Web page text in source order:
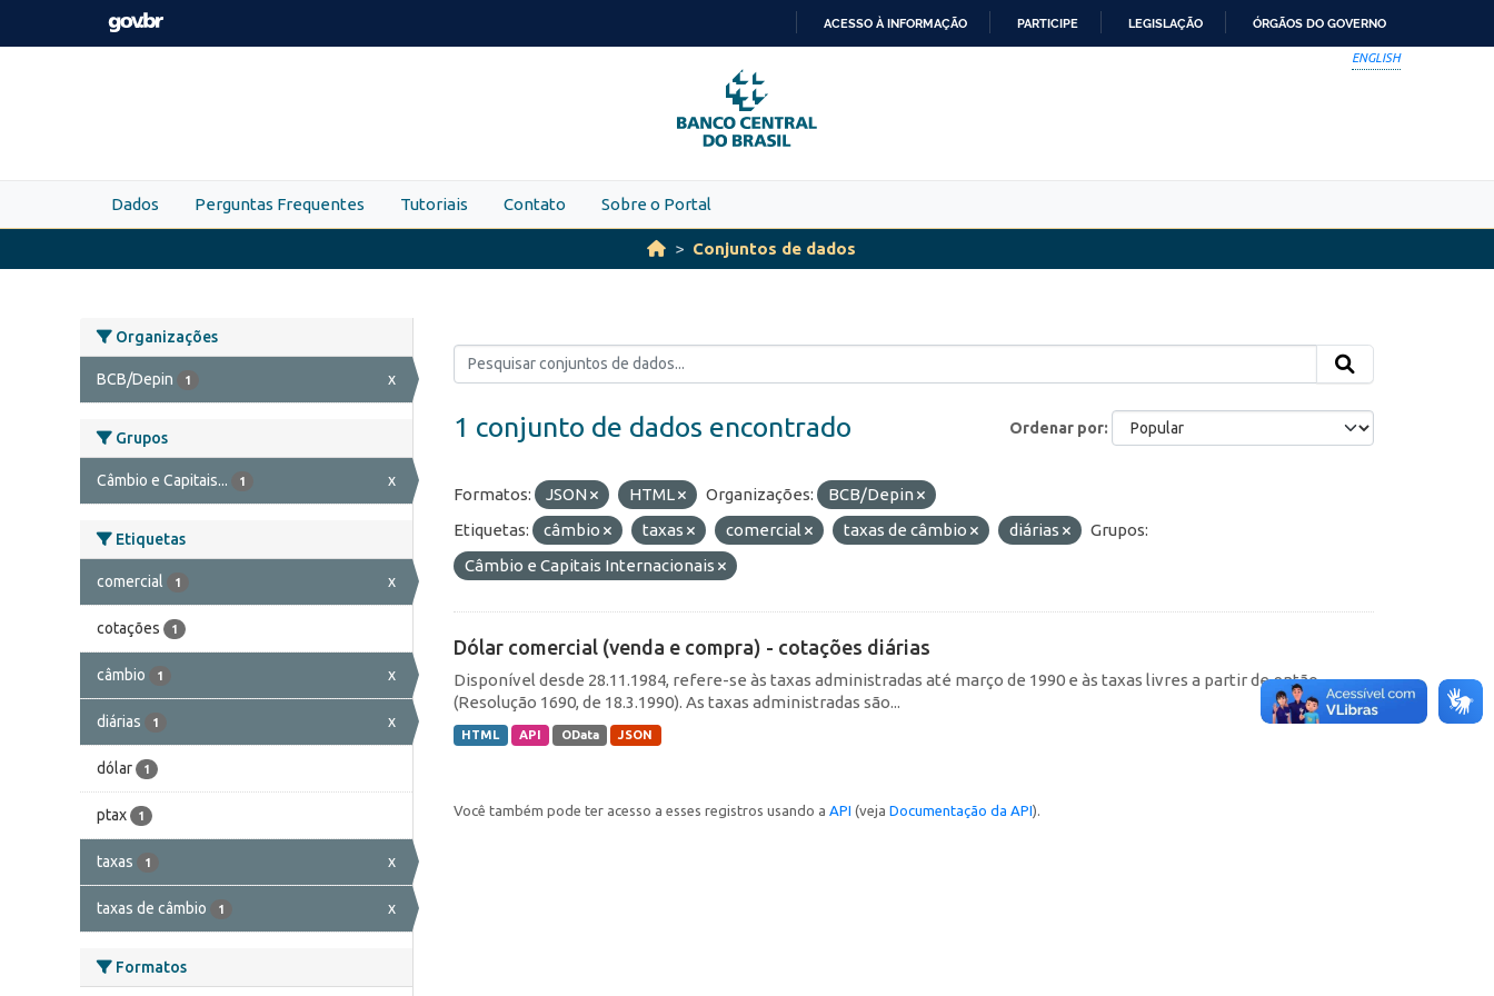
Skip to main content
PARA
O
CONTEÚDO
ACESSO À INFORMAÇÃO PARTICIPE LEGISLAÇÃO ÓRGÃOS DO GOVERNO
ENGLISH
Dados Perguntas Frequentes Tutoriais Contato Sobre o Portal
Conjuntos de dados
Organizações
BCB/Depin 1 x
Grupos
Câmbio e Capitais... 1 x
Etiquetas
comercial 1 x
cotações 1
câmbio 1 x
diárias 1 x
dólar 1
ptax 1
taxas 1 x
taxas de câmbio 1 x
Formatos
Ordenar por
1 conjunto de dados encontrado
Formatos: JSON HTML Organizações:
BCB/Depin
Etiquetas:
câmbio taxas comercial taxas de câmbio diárias
Grupos:
Câmbio e Capitais Internacionais
Dólar comercial (venda e compra) - cotações diárias
Disponível desde 28.11.1984, refere-se às taxas administradas até março de 1990 e às taxas livres a partir de então
(Resolução 1690, de 18.3.1990). As taxas administradas são...
HTML API OData JSON
Você também pode ter acesso a esses registros usando a API (veja Documentação da API).